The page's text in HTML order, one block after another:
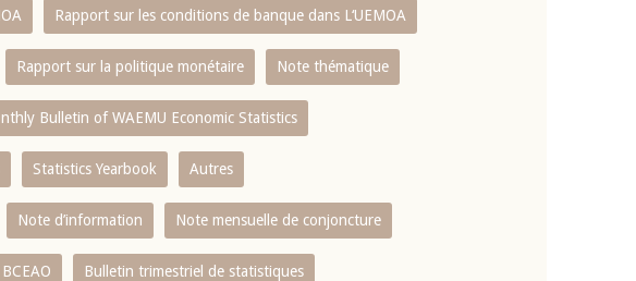
Rapport sur les conditions de banque dans L‘UEMOA
Rapport sur la politique monétaire Note thématique
Bulletin of WAEMU Economic Statistics
Statistics Yearbook Autres
Note d’information Note mensuelle de conjoncture
Bulletin trimestriel de statistiques